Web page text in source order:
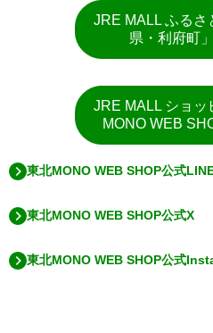
JRE MALL ふるさ
県・利府町
JRE MALL ショッ
MONO WEB
東北MONO WEB SHOP公式
東北MONO WEB SHOP公式X
東北MONO WEB SHOP公式